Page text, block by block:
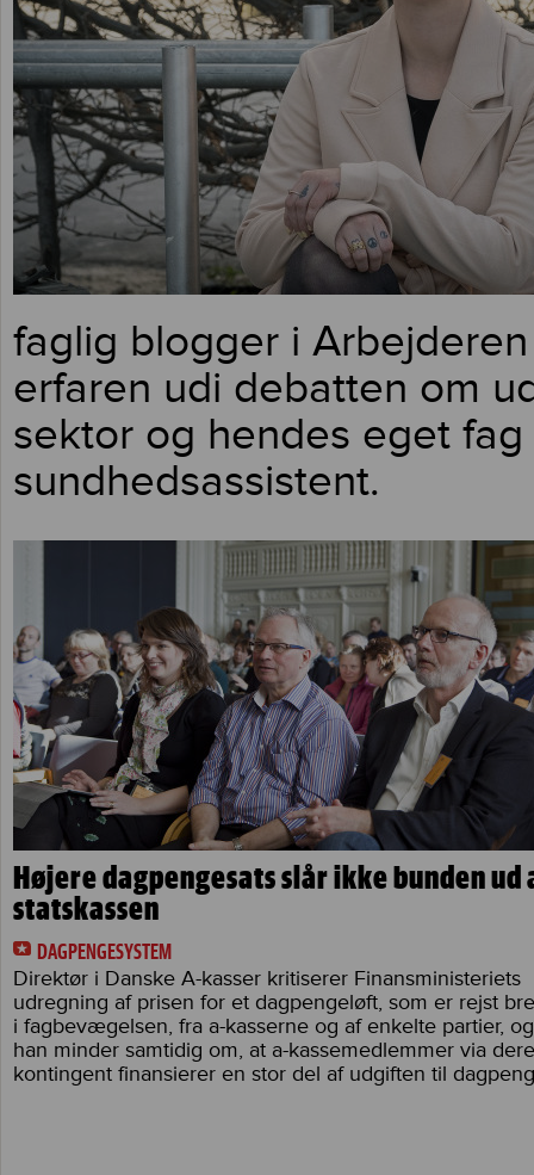
faglig blogger i
erfaren udi debatten om
sektor og hendes eget
sundhedsassistent.
Højere dagpengesats slår ikke bunden ud
statskassen
DAGPENGESYSTEM
Direktør i Danske A-kasser kritiserer Finansministeriets
udregning af prisen for et dagpengeløft, som er rejst
i fagbevægelsen, fra a-kasserne og af enkelte partier, og
han minder samtidig om, at a-kassemedlemmer via
kontingent finansierer en stor del af udgiften til